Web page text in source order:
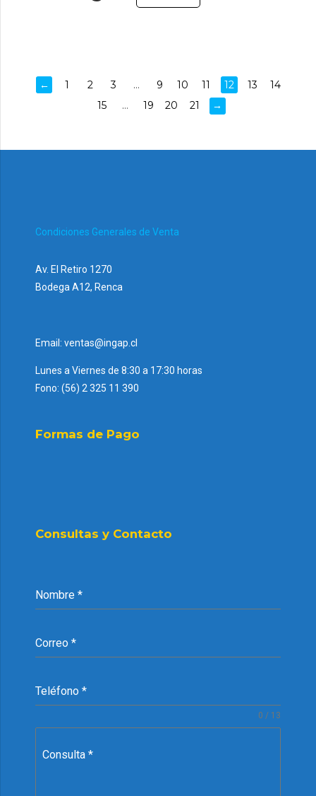
← 1 2 3 … 9 10 11 12 13
14
15
… 19 20 21 →
Condiciones Generales de Venta
Av. El Retiro 1270
Bodega A12, Renca
Email: ventas@ingap.cl
Lunes a Viernes de 8:30 a 17:30 horas
Fono: (56) 2 325 11 390
Formas de Pago
Consultas y Contacto
Nombre *
Correo *
Teléfono *
0 / 13
Consulta *